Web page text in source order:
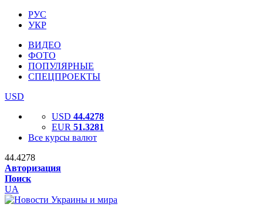
РУС
УКР
ВИДЕО
ФОТО
ПОПУЛЯРНЫЕ
СПЕЦПРОЕКТЫ
USD
USD 44.4278
EUR 51.3281
Все курсы валют
44.4278
Авторизация
Поиск
UA